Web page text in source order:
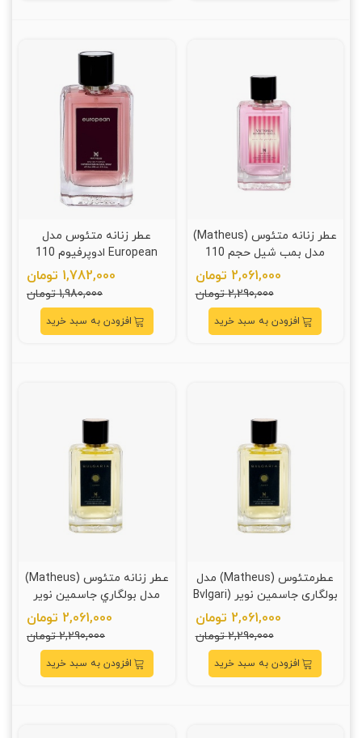
عطر زنانه متئوس (Matheus)
مدل بمب شيل حجم 110
ميلي ليتر
2,061,000 تومان
2,290,000 تومان
افزودن به سبد خرید
عطر زنانه متئوس مدل
European ادوپرفیوم 110
میلی لیتر
1,782,000 تومان
1,980,000 تومان
افزودن به سبد خرید
عطرمتئوس (Matheus) مدل
بولگاری جاسمین نویر (Bvlgari
Jasmin Noir) حجم 110 میلی
لیتر
2,061,000 تومان
2,290,000 تومان
افزودن به سبد خرید
عطر زنانه متئوس (Matheus)
مدل بولگاري جاسمين نوير
2,061,000 تومان
2,290,000 تومان
افزودن به سبد خرید